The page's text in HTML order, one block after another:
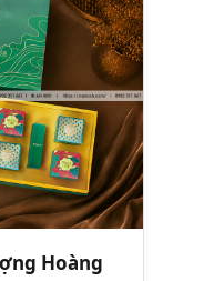
Hoàng